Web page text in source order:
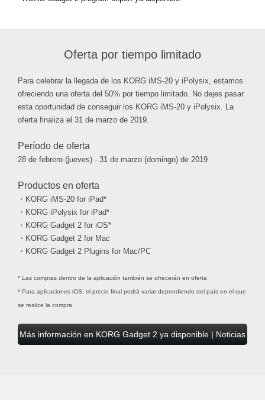
Oferta por tiempo limitado
Para celebrar la llegada de los KORG iMS-20 y iPolysix, estamos
ofreciendo una oferta del 50% por tiempo limitado. No dejes pasar
esta oportunidad de conseguir los KORG iMS-20 y iPolysix. La
oferta finaliza el 31 de marzo de 2019.
Período de oferta
28 de febrero (jueves) - 31 de marzo (domingo) de 2019
Productos en oferta
・KORG iMS-20 for iPad*
・KORG iPolysix for iPad*
・KORG Gadget 2 for iOS*
・KORG Gadget 2 for Mac
・KORG Gadget 2 Plugins for Mac/PC
* Las compras dentro de la aplicación también se ofrecerán en oferta
* Para aplicaciones iOS, el precio final podrá variar dependiendo del país en el que
se realice la compra.
Más información en KORG Gadget 2 ya disponible | Noticias